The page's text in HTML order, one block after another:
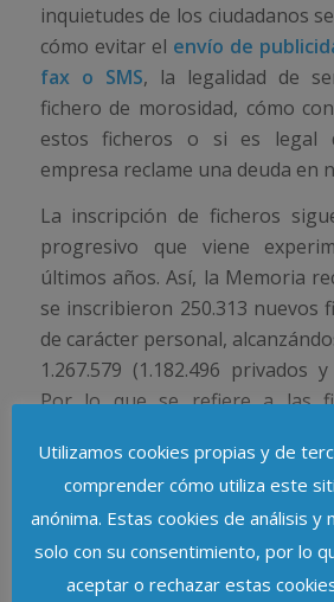
inquietudes de los ciudadanos
cómo evitar el envío de
fax o SMS, la legalidad de
fichero de morosidad, cómo
estos ficheros o si es legal
empresa reclame una deuda en
La inscripción de ficheros
progresivo que viene
últimos años. Así, la Memoria
se inscribieron 250.313 nuevos
de carácter personal,
1.267.579 (1.182.496 privados
Por lo que se refiere a las
incrementos en la
nuevamente en
videovigilancia: Los ficheros
inscritos en el RGPD en 2008
de 2007, si en 2007 se
Utilizamos cookies propias y de
comprender cómo utiliza este
anónima. Estas cookies de análisis y
solo con su consentimiento, por lo
aceptar o rechazar estas